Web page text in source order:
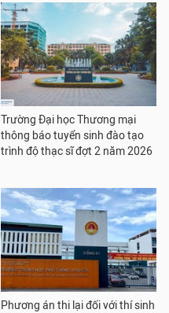
Trường Đại học Thương mại
thông báo tuyển sinh đào tạo
trình độ thạc sĩ đợt 2 năm 2026
Phương án thi lại đối với thí sinh